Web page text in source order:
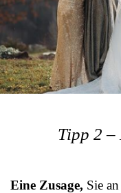
Tipp 2 –
Eine Zusage, Sie